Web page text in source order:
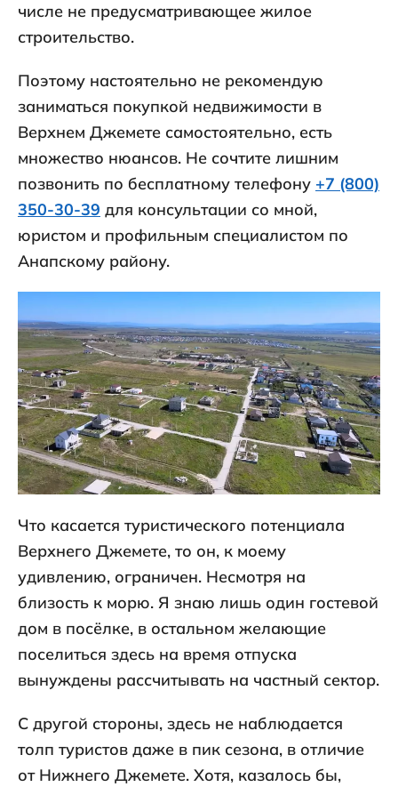
числе не предусматривающее жилое
строительство.
Поэтому настоятельно не рекомендую
заниматься покупкой недвижимости в
Верхнем Джемете самостоятельно, есть
множество нюансов. Не сочтите лишним
позвонить по бесплатному телефону +7 (800)
350-30-39 для консультации со мной,
юристом и профильным специалистом по
Анапскому району.
Что касается туристического потенциала
Верхнего Джемете, то он, к моему
удивлению, ограничен. Несмотря на
близость к морю. Я знаю лишь один гостевой
дом в посёлке, в остальном желающие
поселиться здесь на время отпуска
вынуждены рассчитывать на частный сектор.
С другой стороны, здесь не наблюдается
толп туристов даже в пик сезона, в отличие
от Нижнего Джемете. Хотя, казалось бы,